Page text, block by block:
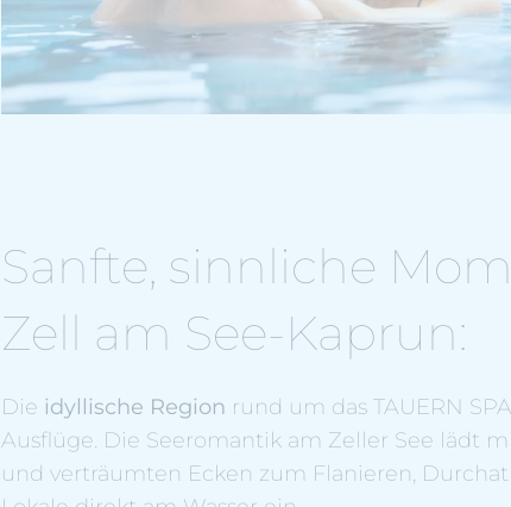
Sanfte, sinnliche
Zell am See-Kaprun:
Die idyllische Region rund um das TAUERN
Ausflüge. Die Seeromantik am Zeller See lädt
und verträumten Ecken zum Flanieren,